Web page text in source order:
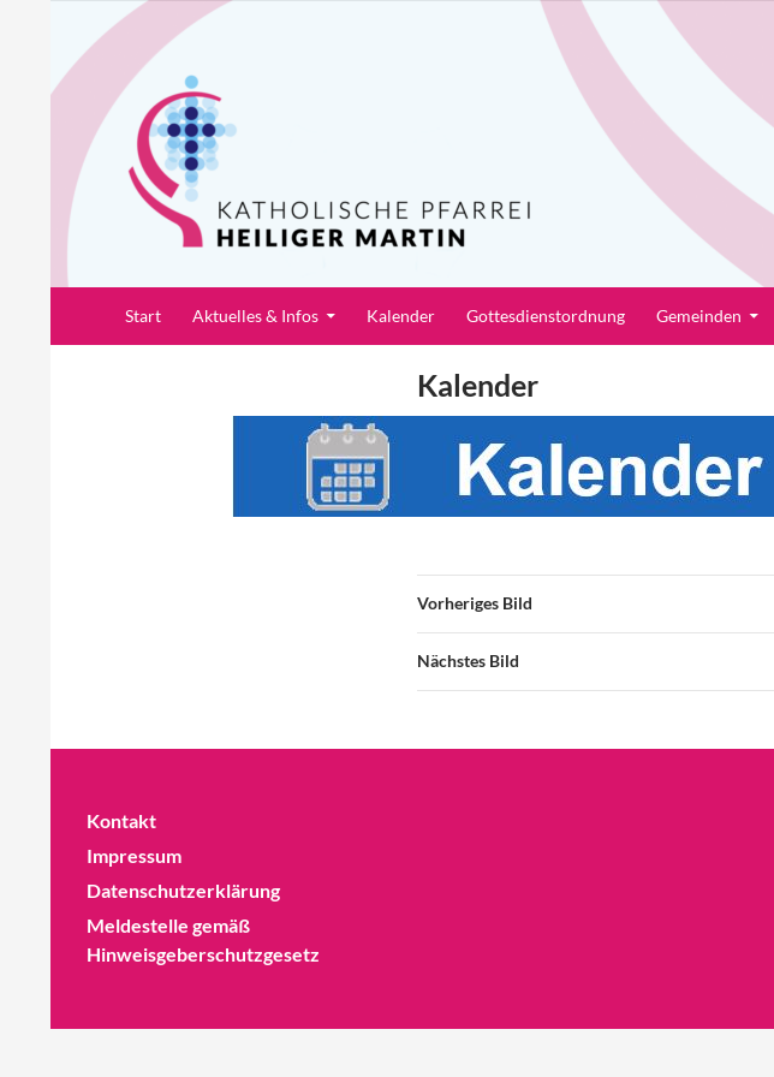
springen
Pfarrei Heiliger Martin
Start Aktuelles & Infos Kalender Gottesdienstordnung Gemeinden
Kalender
Vorheriges Bild
Nächstes Bild
Kontakt
Impressum
Datenschutzerklärung
Meldestelle gemäß
Hinweisgeberschutzgesetz